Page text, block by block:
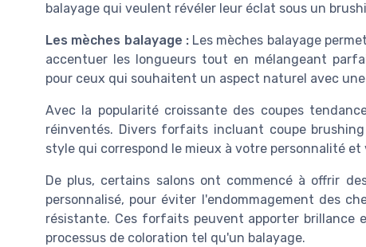
balayage qui veulent révéler leur éclat sous un
Les mèches balayage :Les mèches balayage
accentuer les longueurs tout en mélangeant
pour ceux qui souhaitent un aspect naturel avec
Avec la popularité croissante des coupes
réinventés. Divers forfaits incluant coupe
style qui correspond le mieux à votre personnalité et
De plus, certains salons ont commencé à offrir
personnalisé, pour éviter l'endommagement des
résistante. Ces forfaits peuvent apporter brillance
processus de coloration tel qu'un balayage.